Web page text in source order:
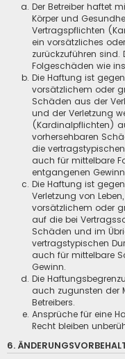
Der Betreiber haftet
Körper und
Vertragspflichten
ein vorsätzliches
zurückzuführen
Folgeschäden wie
Die Haftung ist
vorsätzlichem oder
Schäden aus der
und der Verletzung
(Kardinalpflichten)
vorhersehbaren
die
auch für mittelbare
entgangenen
Die Haftung ist
Verletzung von
vorsätzlichem oder
auf die bei
Schäden und im
vertragstypischen
auch für mittelbare
Gewinn.
Die
auch zugunsten der
Betreibers.
Ansprüche für eine
Recht bleiben
6.